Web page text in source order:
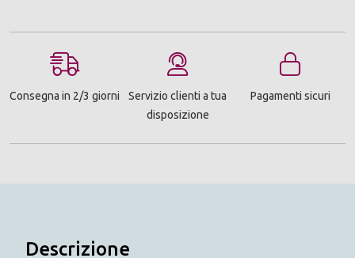
Consegna in 2/3 giorni
Servizio clienti a tua
disposizione
Pagamenti sicuri
Descrizione